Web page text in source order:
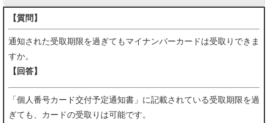
【質問】
通知された受取期限を過ぎてもマイナンバーカードは受取りできま
すか。
【回答】
「個人番号カード交付予定通知書」に記載されている受取期限を過
ぎても、カードの受取りは可能です。